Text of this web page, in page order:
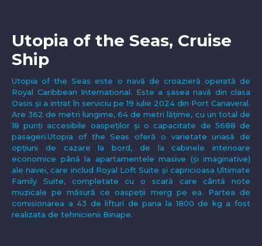
Utopia of the Seas, Cruise
Ship
Utopia of the Seas este o navă de croazieră operată de
Royal Caribbean International. Este a șasea navă din clasa
Oasis și a intrat în serviciu pe 19 iulie 2024 din Port Canaveral.
Are 362 de metri lungime, 64 de metri lățime, cu un total de
18 punți accesibile oaspeților și o capacitate de 5688 de
pasageri.Utopia of the Seas oferă o varietate uriașă de
opțiuni de cazare la bord, de la cabinele interioare
economice până la apartamentele masive (și imaginative)
ale navei, care includ Royal Loft Suite și capricioasa Ultimate
Family Suite, completate cu o scară care cântă note
muzicale pe măsură ce oaspeții merg pe ea. Partea de
comisionarea a 43 de lifturi de pana la 1800 de kg a fost
realizata de tehnicienii Binape.